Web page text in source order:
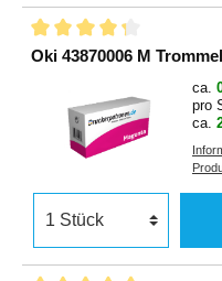
Oki 43870006 M
ca.
pro
ca.